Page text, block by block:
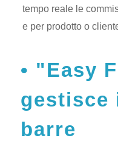
tempo reale le
e per prodotto o
"Easy
gestisce
barre